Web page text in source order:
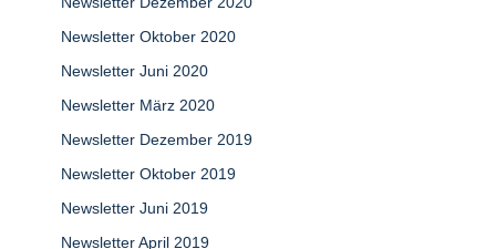
Newsletter Oktober 2020
Newsletter Juni 2020
Newsletter März 2020
Newsletter Dezember 2019
Newsletter Oktober 2019
Newsletter Juni 2019
Newsletter April 2019